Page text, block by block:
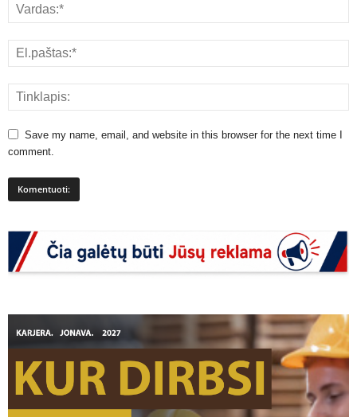
Save my name, email, and website in this browser for the next time I
comment.